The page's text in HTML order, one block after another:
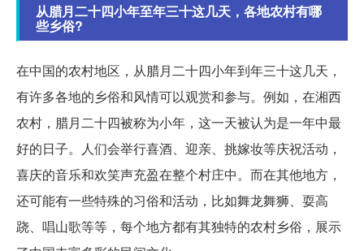
从腊月二十四小年至年三十这几天，各地农村有哪
些乡俗?
在中国的农村地区，从腊月二十四小年到年三十这几天，
有许多各地的乡俗和风情可以观赏和参与。例如，在湘西
农村，腊月二十四被称为小年，这一天被认为是一年中最
好的日子。人们会举行喜酒、迎亲、挑嫁妆等庆祝活动，
喜庆的音乐和欢笑声充盈在整个村庄中。而在其他地方，
还可能有一些特殊的习俗和活动，比如舞龙舞狮、耍高
跷、唱山歌等等，每个地方都有其独特的农村乡俗，展示